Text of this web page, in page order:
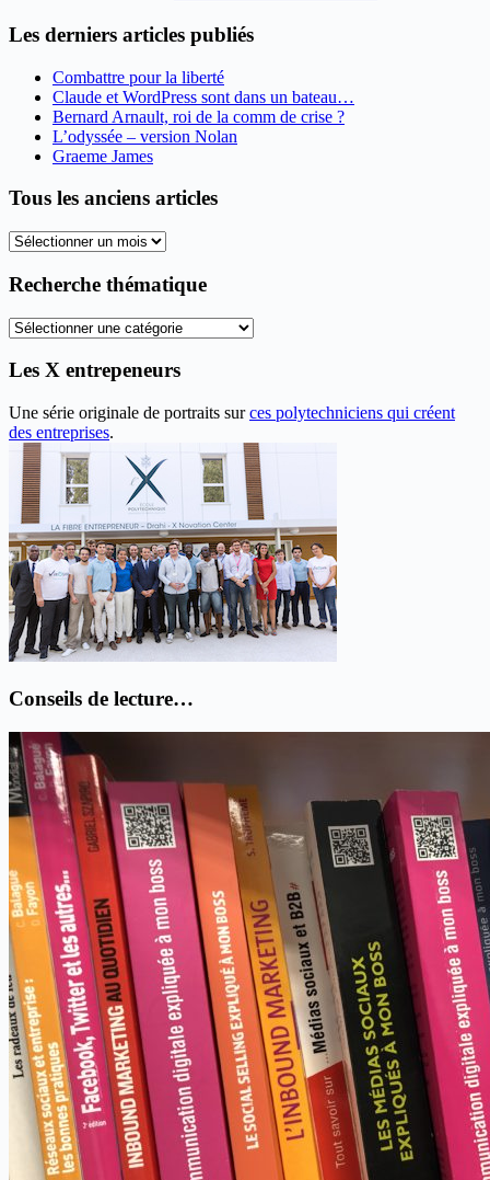
Les derniers articles publiés
Combattre pour la liberté
Claude et WordPress sont dans un bateau…
Bernard Arnault, roi de la comm de crise ?
L’odyssée – version Nolan
Graeme James
Tous les anciens articles
Tous
anciens
Recherche thématique
Recherche
Les X entrepeneurs
Une série originale de portraits surces polytechniciens qui créent
des entreprises.
Conseils de lecture…